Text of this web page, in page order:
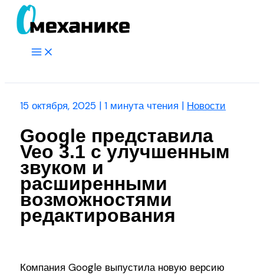
Перейти
Main
15 октября, 2025 |1 минута чтения | Новости
Google представила
Veo 3.1 с улучшенным
звуком и
расширенными
возможностями
редактирования
Компания Google выпустила новую версию